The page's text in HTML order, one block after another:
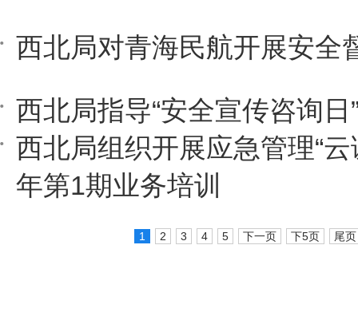
西北局对青海民航开展安全
西北局指导“安全宣传咨询日
西北局组织开展应急管理“云
年第1期业务培训
1 2 3 4 5 下一页 下5页 尾页